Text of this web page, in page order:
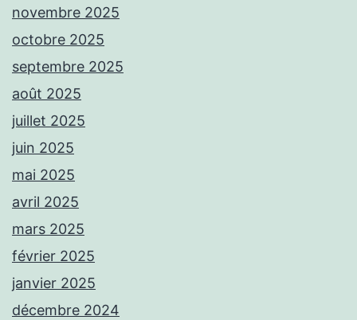
novembre 2025
octobre 2025
septembre 2025
août 2025
juillet 2025
juin 2025
mai 2025
avril 2025
mars 2025
février 2025
janvier 2025
décembre 2024